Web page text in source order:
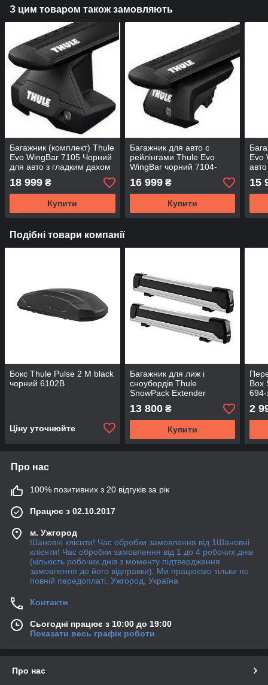
З цим товаром також замовляють
Багажник (комплект) Thule
Evo WingBar 7105 Чорний
для авто з гладким дахом
7105-711XB-KIT
18 999 ₴
Купити
Багажник для авто c
рейлінгами Thule Evo
WingBar чорний 7104-
711XB
16 999₴
Купити
Evo
15
Подібні товари компанії
Бокс Thule Pulse 2 M black
чорний 6102B
Ціну уточнюйте
Багажник для лиж і
сноубордів Thule
SnowPack Extender
13 800₴
Купити
Box
2
Про нас
100% позитивних з 20 відгуків за рік
Працює з 02.10.2017
м. Ужгород
Шановні клієнти! Час обробки замовлення від 1Шановні
клієнти! Час обробки замовлення від 1 до 4 робочих днів
(кількість робочих днів з моменту підтвердження
замовлення до його відправки). Ми працюємо тільки по
повній передоплаті, Ужгород, Україна
Контакти
Сьогодні працює з 10:00 до 19:00
Показати весь графік роботи
Про нас